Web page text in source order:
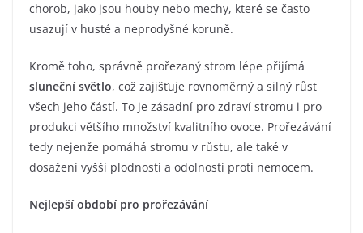
chorob, jako jsou houby nebo mechy, které se často
usazují v husté a neprodyšné koruně.
Kromě toho, správně prořezaný strom lépe přijímá
sluneční světlo, což zajišťuje rovnoměrný a silný růst
všech jeho částí. To je zásadní pro zdraví stromu i pro
produkci většího množství kvalitního ovoce. Prořezávání
tedy nejenže pomáhá stromu v růstu, ale také v
dosažení vyšší plodnosti a odolnosti proti nemocem.
Nejlepší období pro prořezávání